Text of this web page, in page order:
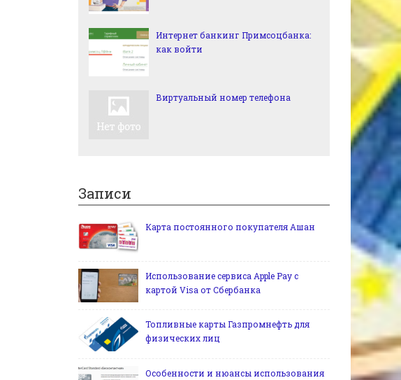
Интернет банкинг Примсоцбанка:
как войти
Виртуальный номер телефона
Записи
Карта постоянного покупателя Ашан
Использование сервиса Apple Pay c
картой Visa от Сбербанка
Топливные карты Газпромнефть для
физических лиц
Особенности и нюансы использования